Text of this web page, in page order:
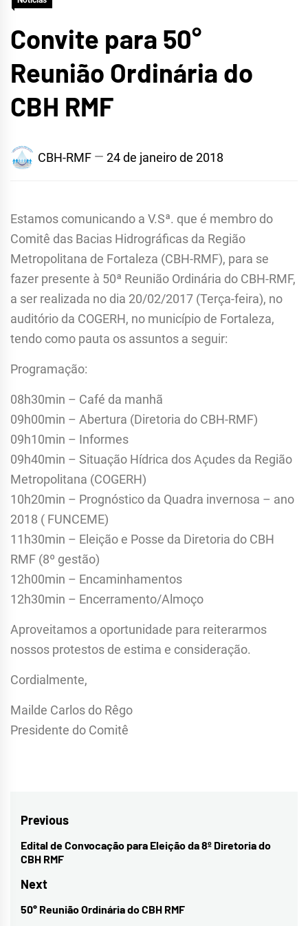
METROPOLITANA DE
FORTALEZA
Convite para 50°
Reunião Ordinária do
CBH RMF
CBH-RMF 24 de janeiro de 2018
Estamos comunicando a V.Sª. que é membro do
Comitê das Bacias Hidrográficas da Região
Metropolitana de Fortaleza (CBH-RMF), para se
fazer presente à 50ª Reunião Ordinária do CBH-RMF,
a ser realizada no dia 20/02/2017 (Terça-feira), no
auditório da COGERH, no município de Fortaleza,
tendo como pauta os assuntos a seguir:
Programação:
08h30min – Café da manhã
09h00min – Abertura (Diretoria do CBH-RMF)
09h10min – Informes
09h40min – Situação Hídrica dos Açudes da Região
Metropolitana (COGERH)
10h20min – Prognóstico da Quadra invernosa – ano
2018 ( FUNCEME)
11h30min – Eleição e Posse da Diretoria do CBH
RMF (8º gestão)
12h00min – Encaminhamentos
12h30min – Encerramento/Almoço
Aproveitamos a oportunidade para reiterarmos
nossos protestos de estima e consideração.
Cordialmente,
Mailde Carlos do Rêgo
Presidente do Comitê
Navegação
de
Previous
Previous
post:
Edital de Convocação para Eleição da 8º Diretoria do
CBH RMF
Next
Next
50° Reunião Ordinária do CBH RMF